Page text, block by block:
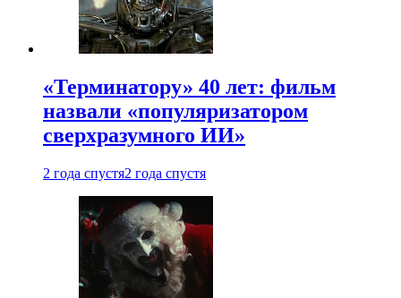
«Терминатору» 40 лет: фильм
назвали «популяризатором
сверхразумного ИИ»
2 года спустя2 года спустя